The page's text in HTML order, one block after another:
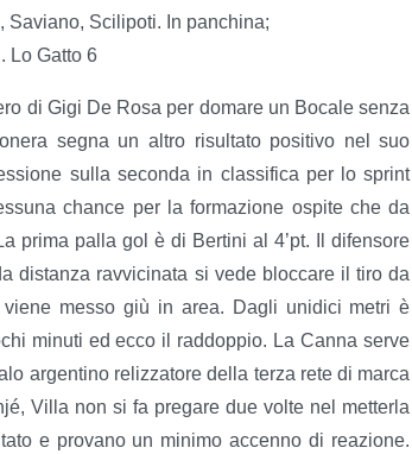
Saviano, Scilipoti. In panchina;
Lo Gatto 6
di Gigi De Rosa per domare un Bocale senza
segna un altro risultato positivo nel suo
sulla seconda in classifica per lo sprint
chance per la formazione ospite che da
prima palla gol è di Bertini al 4’pt. Il difensore
distanza ravvicinata si vede bloccare il tiro da
messo giù in area. Dagli unidici metri è
minuti ed ecco il raddoppio. La Canna serve
argentino relizzatore della terza rete di marca
Villa non si fa pregare due volte nel metterla
e provano un minimo accenno di reazione.